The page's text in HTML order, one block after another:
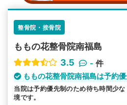
整骨院・接骨院
ももの花整⾻院南福島
3.5
- 件
ももの花整⾻院南福島は予約
当院は予約優先制のため待ち時間少
境です。